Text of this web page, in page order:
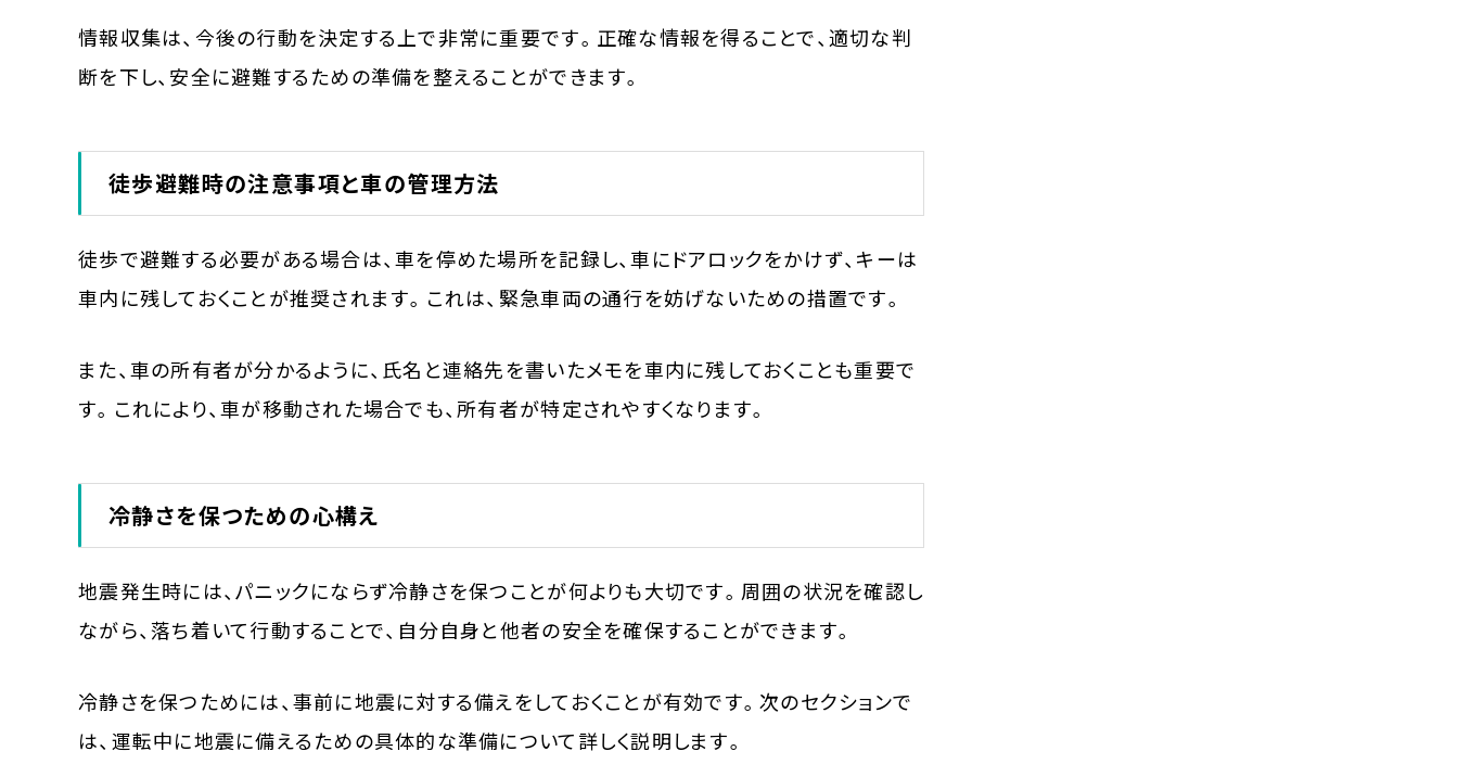
情報収集は、今後の行動を決定する上で非常に重要です。正確な情報を得ることで、適切な判
断を下し、安全に避難するための準備を整えることができます。
徒歩避難時の注意事項と車の管理方法
徒歩で避難する必要がある場合は、車を停めた場所を記録し、車にドアロックをかけず、キーは
車内に残しておくことが推奨されます。これは、緊急車両の通行を妨げないための措置です。
また、車の所有者が分かるように、氏名と連絡先を書いたメモを車内に残しておくことも重要で
す。これにより、車が移動された場合でも、所有者が特定されやすくなります。
冷静さを保つための心構え
地震発生時には、パニックにならず冷静さを保つことが何よりも大切です。周囲の状況を確認し
ながら、落ち着いて行動することで、自分自身と他者の安全を確保することができます。
冷静さを保つためには、事前に地震に対する備えをしておくことが有効です。次のセクションで
は、運転中に地震に備えるための具体的な準備について詳しく説明します。